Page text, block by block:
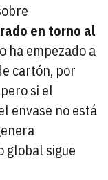
en torno al
ha empezado a
cartón, por
si el
envase no está
global sigue